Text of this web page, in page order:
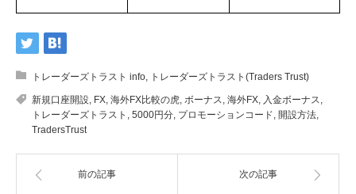
トレーダーズトラスト info トレーダーズトラスト(Traders Trust)
新規口座開設 FX 海外FX比較の虎 ボーナス 海外FX 入金ボーナス
トレーダーズトラスト
5000円分 プロモーションコード 開設方法
TradersTrust
前の記事 次の記事